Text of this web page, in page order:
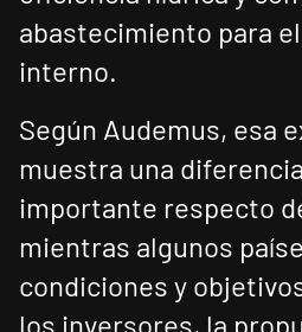
abastecimiento para
interno.
Según Audemus, esa
muestra una
importante respecto
mientras algunos
condiciones y
los inversores, la